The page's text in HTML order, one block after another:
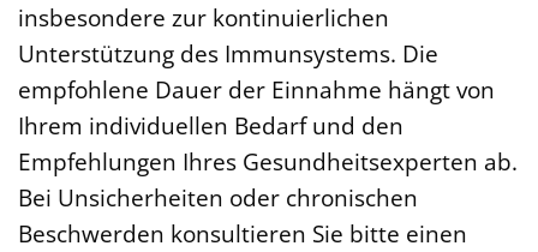
insbesondere zur kontinuierlichen
Unterstützung des Immunsystems. Die
empfohlene Dauer der Einnahme hängt von
Ihrem individuellen Bedarf und den
Empfehlungen Ihres Gesundheitsexperten ab.
Bei Unsicherheiten oder chronischen
Beschwerden konsultieren Sie bitte einen